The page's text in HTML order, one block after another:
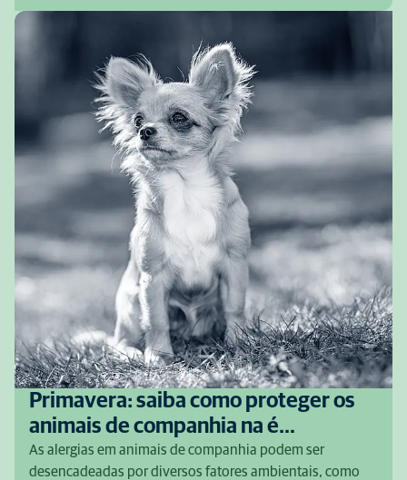
Primavera: saiba como proteger os
animais de companhia na é…
As alergias em animais de companhia podem ser
desencadeadas por diversos fatores ambientais, como